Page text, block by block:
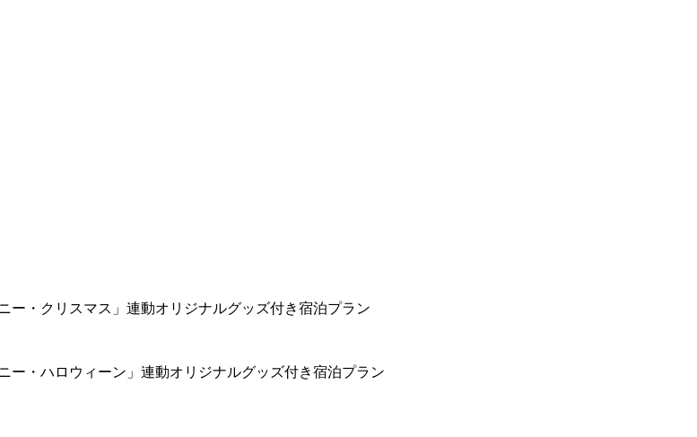
・クリスマス」連動オリジナルグッズ付き宿泊プラン
・ハロウィーン」連動オリジナルグッズ付き宿泊プラン